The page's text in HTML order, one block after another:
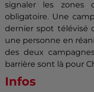
signaler les
obligatoire. Une
dernier spot télévisé
une personne en
des deux
barrière sont là pour
Infos